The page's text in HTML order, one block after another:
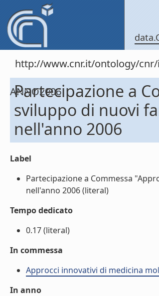
http://www.cnr.it/ontology/cnr/
ANNO2006
Partecipazione a
sviluppo di nuovi
nell'anno 2006
Label
Partecipazione a Commessa
nell'anno 2006 (literal)
Tempo dedicato
0.17 (literal)
In commessa
Approcci innovativi di medicina
In anno